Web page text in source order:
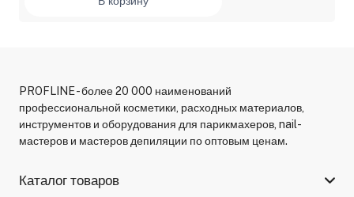
PROFLINE - более 20 000 наименований
профессиональной косметики, расходных материалов,
инструментов и оборудования для парикмахеров, nail-
мастеров и мастеров депиляции по оптовым ценам.
Каталог товаров